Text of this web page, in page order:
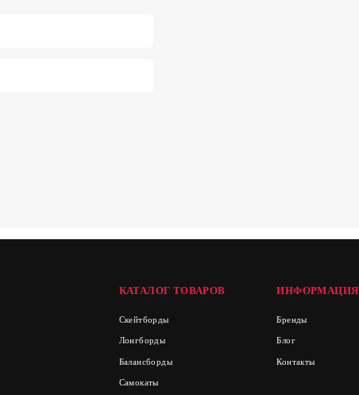
КАТАЛОГ ТОВАРОВ
Скейтборды
Лонгборды
Балансборды
Самокаты
ИНФОРМАЦИЯ
Бренды
Блог
Контакты